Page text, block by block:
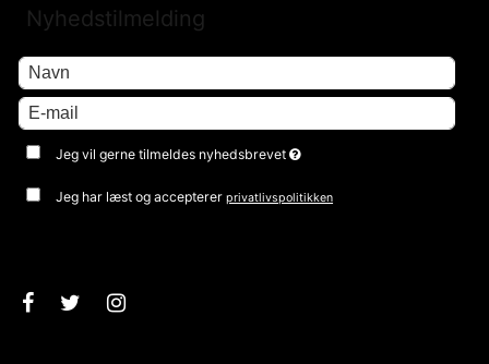
Nyhedstilmelding
Jeg vil gerne tilmeldes nyhedsbrevet
Jeg har læst og acceptererprivatlivspolitikken